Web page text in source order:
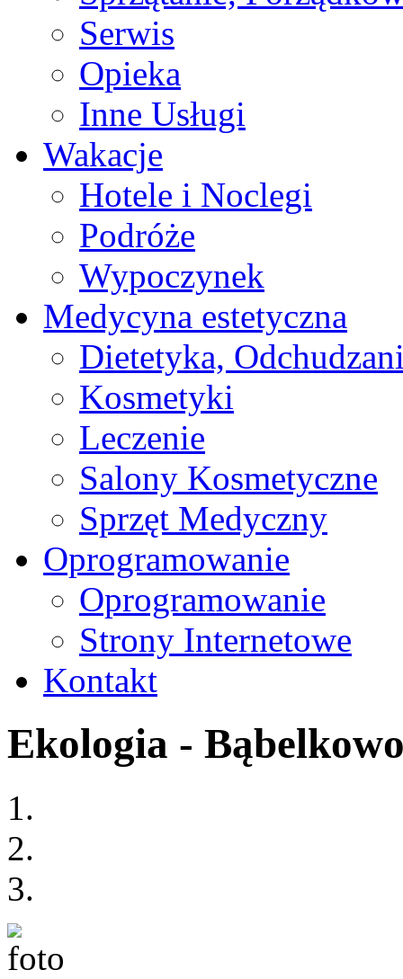
Serwis
Opieka
Inne Usługi
Wakacje
Hotele i Noclegi
Podróże
Wypoczynek
Medycyna estetyczna
Dietetyka,
Kosmetyki
Leczenie
Salony Kosmetyczne
Sprzęt Medyczny
Oprogramowanie
Oprogramowanie
Strony Internetowe
Kontakt
Ekologia -